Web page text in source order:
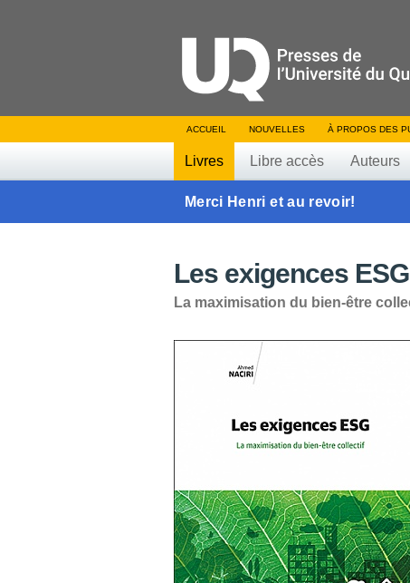
ACCUEIL NOUVELLES À PROPOS DES
Livres Libre accès Auteurs
Merci Henri et au revoir!
Les exigences ESG
La maximisation du bien-être